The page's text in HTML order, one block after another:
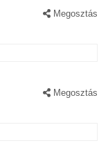
Megosztás
Megosztás